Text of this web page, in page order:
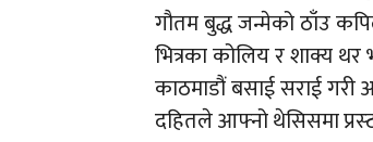
गौतम बुद्ध जन्मेको ठाँउ
भित्रका कोलिय र शाक्य
काठमाडौं बसाई सराई गरी
दहितले आफ्नो थेसिसमा